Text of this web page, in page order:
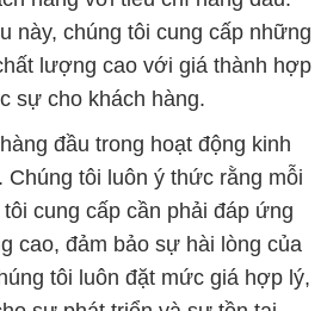
này, chúng tôi cung cấp những
lượng cao với giá thành hợp
sự cho khách hàng.
đầu trong hoạt động kinh
Chúng tôi luôn ý thức rằng mỗi
cung cấp cần phải đáp ứng
cao, đảm bảo sự hài lòng của
tôi luôn đặt mức giá hợp lý,